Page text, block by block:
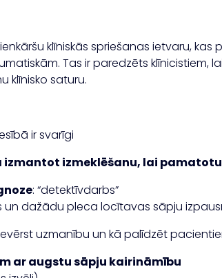
klīniskās spriešanas ietvaru,
Tas ir paredzēts klīnicistiem,
klīnisko saturu.
ir svarīgi
izmantot izmeklēšanu, lai
: “detektīvdarbs”
dažādu pleca locītavas sāpju
uzmanību un kā palīdzēt
ar augstu sāpju kairināmību